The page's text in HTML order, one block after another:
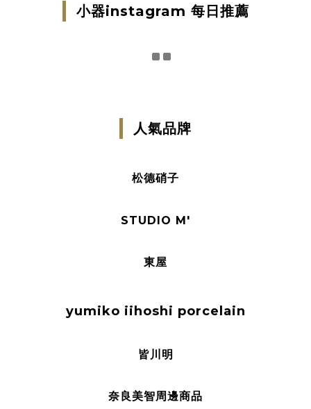
小器instagram 每日推薦
人氣品牌
松德硝子
STUDIO M'
東屋
yumiko iihoshi porcelain
皆川明
奈良美智周邊商品